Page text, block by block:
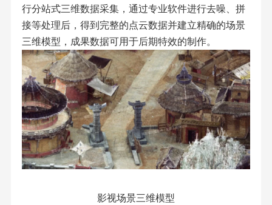
行分站式三维数据采集，通过专业软件进行去噪、拼
接等处理后，得到完整的点云数据并建立精确的场景
三维模型，成果数据可用于后期特效的制作。
影视场景三维模型